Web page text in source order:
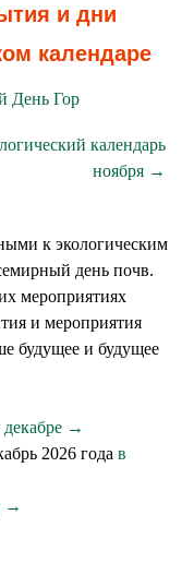
и дни
календаре
День Гор
календарь
ноября →
к экологическим
день почв.
мероприятиях
и мероприятия
будущее и будущее
декабре →
2026 года в
→